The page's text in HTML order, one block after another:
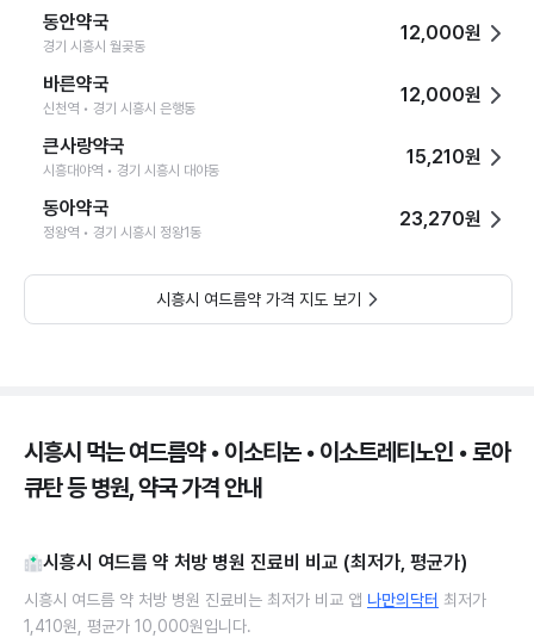
동안약국
경기 시흥시 월곶동
12,000원
바른약국
신천역 • 경기 시흥시 은행동
12,000원
큰사랑약국
시흥대야역 • 경기 시흥시 대야동
15,210원
동아약국
정왕역 • 경기 시흥시 정왕1동
23,270원
시흥시 여드름약 가격 지도 보기
시흥시 먹는 여드름약 • 이소티논 • 이소트레티노인 • 로아
큐탄 등 병원, 약국 가격 안내
시흥시 여드름 약 처방 병원 진료비 비교 (최저가, 평균가)
시흥시 여드름 약 처방 병원 진료비는 최저가 비교 앱 나만의닥터 최저가
1,410원, 평균가 10,000원입니다.